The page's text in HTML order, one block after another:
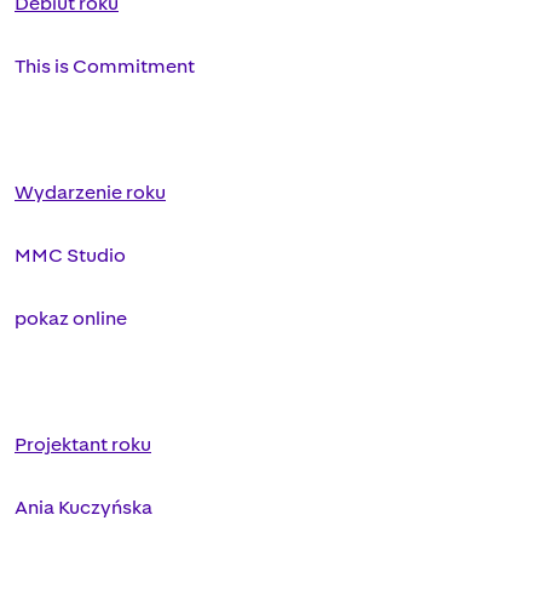
This is Commitment
Wydarzenie roku
MMC Studio
pokaz online
Projektant roku
Ania Kuczyńska